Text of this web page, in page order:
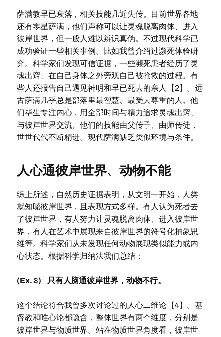
萨满教早已衰落，相关技能几近失传。目前世界各地
还有零星萨满，他们声称可以让灵魂脱离肉体、进入
彼岸世界，但一般人难以辨识真伪。不过现代科学已
成功验证一些相关事例。比如我曾介绍过濒死体验研
究。科学家们发现可信证据，一些濒死患者经历了灵
魂出窍、在自己身体之外旁观自己被抢救的过程。有
些人还报告自己遇见神明和早已死去的亲人【2】。远
古萨满几乎总是部落里最智慧、最受人尊重的人。他
们毕生专注内心，用全部时间与精力追求灵魂出窍、
与彼岸世界交流。他们的技能由父传子、由师传徒，
世世代代不断精进。现代萨满缺乏类似环境与条件。
人心通彼岸世界、动物不能
综上所述，自然历史证据表明，从文明一开始，人类
就知晓彼岸世界，且表现方式多样。有人认为死者去
了彼岸世界，有人努力让灵魂脱离肉体、进入彼岸世
界，有人在艺术中展现来自彼岸世界的符号化抽象思
维等。科学家们从未发现任何动物展现类似能力或内
心状态。根据科学归纳法我们总结：
(Ex. 8) 只有人脑通彼岸世界，动物不行。
这个结论符合我曾多次讨论过的人心二维论【4】。基
督教和唯心论都隐含，整体世界有两个维度，分别是
彼岸世界与物质世界。站在物质世界角度看，彼岸世